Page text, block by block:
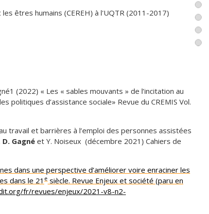
êtres humains (CEREH) à l'UQTR (2011-2017)
(2022) « Les « sables mouvants » de l’incitation au
politiques d’assistance sociale» Revue du CREMIS Vol.
travail et barrières à l’emploi des personnes assistées
D. Gagné et Y. Noiseux (décembre 2021) Cahiers de
dans une perspective d’améliorer voire enraciner les
dans le 21 e siècle. Revue Enjeux et société (paru en
fr/revues/enjeux/2021-v8-n2-